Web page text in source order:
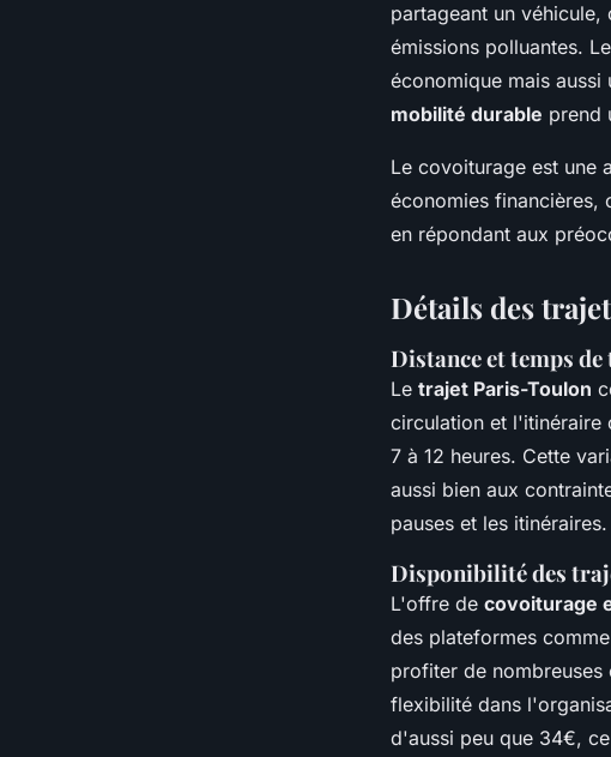
partageant un
émissions polluantes.
économique mais
mobilité durable prend
Le covoiturage est une
économies financières,
en répondant aux
Détails des
Distance et temps
Le trajet Paris-Toulon
circulation et l'itinéraire
7 à 12 heures. Cette
aussi bien aux
pauses et les itinéraires.
Disponibilité des
L'offre de covoiturage
des plateformes
profiter de
flexibilité dans
d'aussi peu que 34€,